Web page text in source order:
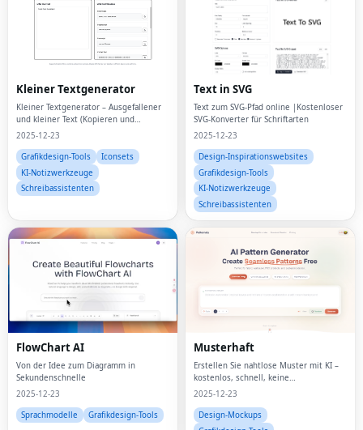
Kleiner Textgenerator
Kleiner Textgenerator – Ausgefallener
und kleiner Text (Kopieren und
Einfügen)
2025-12-23
Grafikdesign-Tools
Iconsets
KI-Notizwerkzeuge
Schreibassistenten
Text in SVG
Text zum SVG-Pfad online |Kostenloser
SVG-Konverter für Schriftarten
2025-12-23
Design-Inspirationswebsites
Grafikdesign-Tools
KI-Notizwerkzeuge
Schreibassistenten
FlowChart AI
Von der Idee zum Diagramm in
Sekundenschnelle
2025-12-23
Sprachmodelle
Grafikdesign-Tools
Musterhaft
Erstellen Sie nahtlose Muster mit KI –
kostenlos, schnell, keine
Designkenntnisse erforderlich
2025-12-23
Design-Mockups